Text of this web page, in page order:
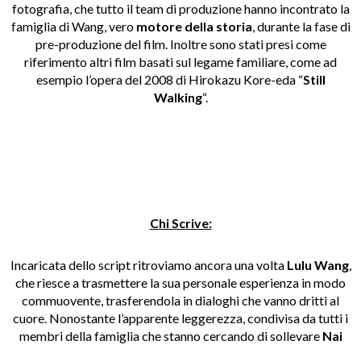
fotografia, che tutto il team di produzione hanno incontrato la
famiglia di Wang, vero motore della storia, durante la fase di
pre-produzione del film. Inoltre sono stati presi come
riferimento altri film basati sul legame familiare, come ad
esempio l’opera del 2008 di Hirokazu Kore-eda “Still
Walking“.
Chi Scrive:
Incaricata dello script ritroviamo ancora una volta Lulu Wang,
che riesce a trasmettere la sua personale esperienza in modo
commuovente, trasferendola in dialoghi che vanno dritti al
cuore. Nonostante l’apparente leggerezza, condivisa da tutti i
membri della famiglia che stanno cercando di sollevareNai